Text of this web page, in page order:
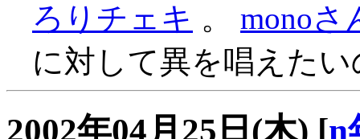
ろりチェキ 。 monoさ
に対して異を唱えた
2002年04月25日(木) [n